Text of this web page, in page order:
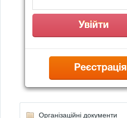
Реєстрація
Організаційні документи